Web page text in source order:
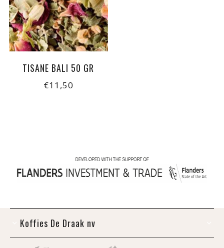
TISANE BALI 50 GR
€11,50
Koffies De Draak nv